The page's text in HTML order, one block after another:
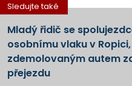
Sledujte také
Mladý řidič se
osobnímu vlaku v
zdemolovaným autem
přejezdu